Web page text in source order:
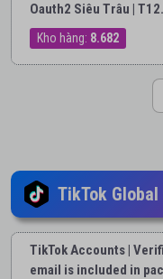
Oauth2 Siêu Trâu |
Kho hàng: 8.682
TikTok
TikTok Accounts |
email is included in